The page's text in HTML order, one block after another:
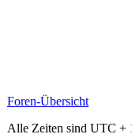
Foren-Übersicht
Alle Zeiten sind UTC +